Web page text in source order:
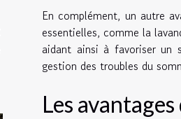
En complément, un autre
essentielles, comme la
aidant ainsi à favoriser un
gestion des troubles du
Les